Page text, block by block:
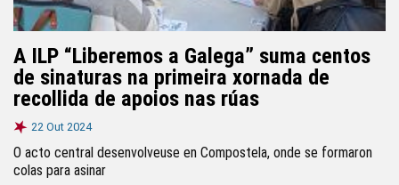
A ILP “Liberemos a Galega” suma centos
de sinaturas na primeira xornada de
recollida de apoios nas rúas
22 Out 2024
O acto central desenvolveuse en Compostela, onde se formaron
colas para asinar